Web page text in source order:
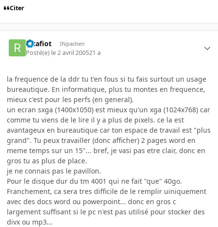
Citer
ratafiot INpactien
Posté(e) le 2 avril 200521 a
la frequence de la ddr tu t'en fous si tu fais surtout un usage
bureautique. En informatique, plus tu montes en frequence,
mieux c'est pour les perfs (en general).
un ecran sxga (1400x1050) est mieux qu'un xga (1024x768) car
comme tu viens de le lire il y a plus de pixels. ce la est
avantageux en bureautique car ton espace de travail est "plus
grand". Tu peux travailler (donc afficher) 2 pages word en
meme temps sur un 15"... bref, je vasi pas etre clair, donc en
gros tu as plus de place.
je ne connais pas le pavillon.
Pour le disque dur du tm 4001 qui ne fait "que" 40go.
Franchement, ca sera tres difficile de le remplir uiniquement
avec des docs word ou powerpoint... donc en gros c
largement suffisant si le pc n'est pas utilisé pour stocker des
divx ou mp3...